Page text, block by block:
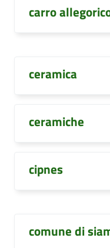
carro
ceramica
ceramiche
cipnes
comune di